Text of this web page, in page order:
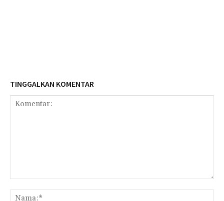
TINGGALKAN KOMENTAR